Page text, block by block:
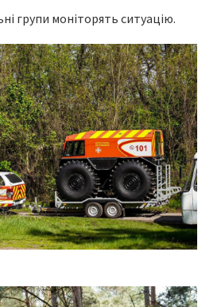
групи моніторять ситуацію.